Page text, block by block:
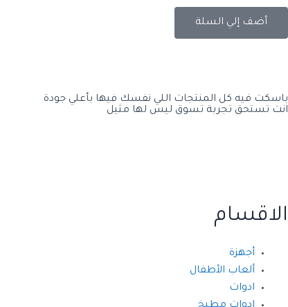
أضف إلي السلة
باسكت فيه كل المنتجات اللي نفسك فيها بأعلي جودة
انت تستحق تجربة تسوق ليس لها مثيل
الاقسام
أجهزة
ألعاب الأطفال
ادوات